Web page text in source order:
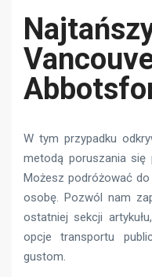
W tym przypadku
metodą poruszania się
Możesz podróżować
osobę. Pozwól nam
ostatniej sekcji
opcje transportu
gustom.